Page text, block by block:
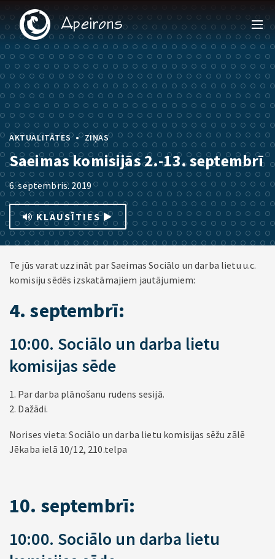
AKTUALITĀTES • ZIŅAS
Saeimas komisijās 2.-13. septembrī
6. septembris. 2019
KLAUSĪTIES
Te jūs varat uzzināt par Saeimas Sociālo un darba lietu u.c.
komisiju sēdēs izskatāmajiem jautājumiem:
4. septembrī:
10:00. Sociālo un darba lietu
komisijas sēde
1. Par darba plānošanu rudens sesijā.
2. Dažādi.
Norises vieta: Sociālo un darba lietu komisijas sēžu zālē
Jēkaba ielā 10/12, 210.telpa
10. septembrī:
10:00. Sociālo un darba lietu